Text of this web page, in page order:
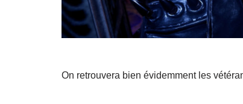
On retrouvera bien évidemment les